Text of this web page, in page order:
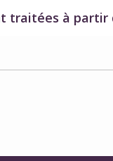
traitées à partir